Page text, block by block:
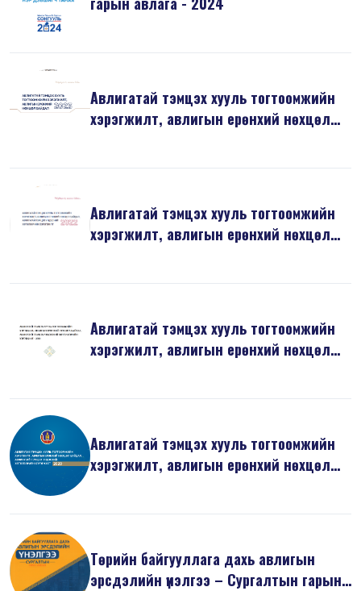
Авлигатай тэмцэх хууль тогтоомжийн
хэрэгжилт, авлигын ерөнхий нөхцөл
Авлигатай тэмцэх хууль тогтоомжийн
хэрэгжилт, авлигын ерөнхий нөхцөл
Авлигатай тэмцэх хууль тогтоомжийн
хэрэгжилт, авлигын ерөнхий нөхцөл
Авлигатай тэмцэх хууль тогтоомжийн
хэрэгжилт, авлигын ерөнхий нөхцөл
Төрийн байгууллага дахь авлигын
эрсдэлийн үнэлгээ – Сургалтын гарын